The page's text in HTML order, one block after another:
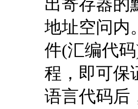
出寄存器的
地址空问内
件(汇编代
程，即可保
语言代码后